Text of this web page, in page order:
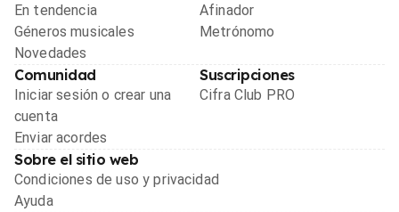
En tendencia
Géneros musicales
Novedades
Afinador
Metrónomo
Comunidad
Iniciar sesión o crear una
cuenta
Enviar acordes
Suscripciones
Cifra Club PRO
Sobre el sitio web
Condiciones de uso y privacidad
Ayuda